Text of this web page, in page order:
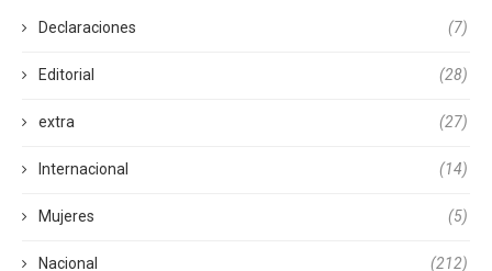
Declaraciones (7)
Editorial (28)
extra (27)
Internacional (14)
Mujeres (5)
Nacional (212)